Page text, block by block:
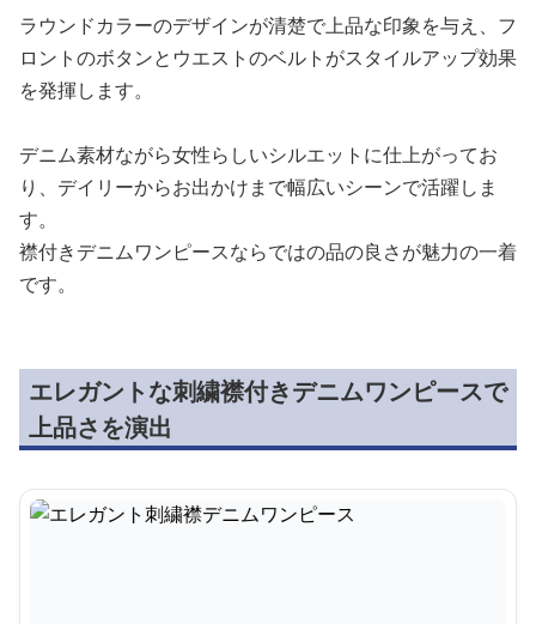
ラウンドカラーのデザインが清楚で上品な印象を与え、フ
ロントのボタンとウエストのベルトがスタイルアップ効果
を発揮します。
デニム素材ながら女性らしいシルエットに仕上がってお
り、デイリーからお出かけまで幅広いシーンで活躍しま
す。
襟付きデニムワンピースならではの品の良さが魅力の一着
です。
エレガントな刺繍襟付きデニムワンピースで
上品さを演出